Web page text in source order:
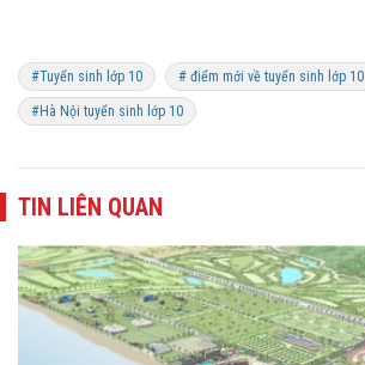
#Tuyển sinh lớp 10 # điểm mới về tuyển sinh lớp 10
#Hà Nội tuyển sinh lớp 10
TIN LIÊN QUAN